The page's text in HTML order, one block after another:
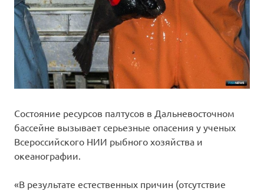
Состояние ресурсов палтусов в Дальневосточном
бассейне вызывает серьезные опасения у ученых
Всероссийского НИИ рыбного хозяйства и
океанографии.
«В результате естественных причин (отсутствие